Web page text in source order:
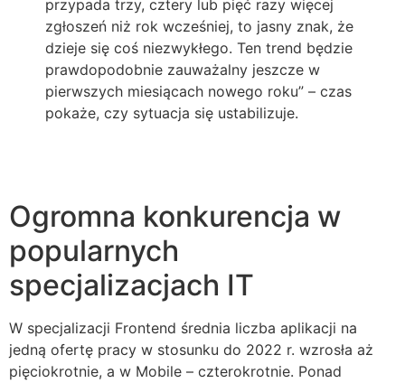
przypada trzy, cztery lub pięć razy więcej
zgłoszeń niż rok wcześniej, to jasny znak, że
dzieje się coś niezwykłego. Ten trend będzie
prawdopodobnie zauważalny jeszcze w
pierwszych miesiącach nowego roku” – czas
pokaże, czy sytuacja się ustabilizuje.
Ogromna konkurencja w
popularnych
specjalizacjach IT
W specjalizacji Frontend średnia liczba aplikacji na
jedną ofertę pracy w stosunku do 2022 r. wzrosła aż
pięciokrotnie, a w Mobile – czterokrotnie. Ponad